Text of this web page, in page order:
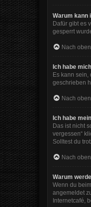
Warum kann
Dafür gibt es
gesperrt
Nach oben
Ich habe
Es kann
geschrieben
Nach oben
Ich habe
Das ist nicht
vergessen“
Solltest du
Nach oben
Warum
Wenn du
angemeldet
Internetcafé,